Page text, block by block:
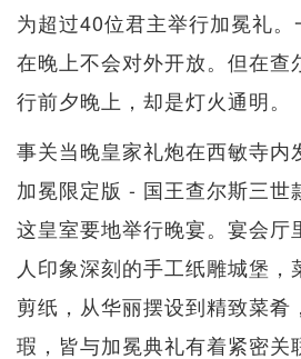
为超过40位君主举行加冕礼
在晚上不会对外开放。但在查
行前夕晚上，却是灯火通明。
事关当晚皇家礼炮在西敏寺内
加冕限定版 - 国王查尔斯三世
这皇室要地举行晚宴。宴会厅
人印象深刻的手工纸雕城堡，
剪纸，从华丽摆设到精致菜肴
瑕，皆与加冕典礼有着紧密关